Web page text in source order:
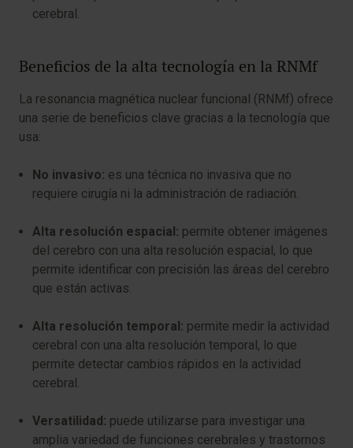
cerebral.
Beneficios de la alta tecnología en la RNMf
La resonancia magnética nuclear funcional (RNMf) ofrece
una serie de beneficios clave gracias a la tecnología que
usa:
No invasivo: es una técnica no invasiva que no
requiere cirugía ni la administración de radiación.
Alta resolución espacial: permite obtener imágenes
del cerebro con una alta resolución espacial, lo que
permite identificar con precisión las áreas del cerebro
que están activas.
Alta resolución temporal: permite medir la actividad
cerebral con una alta resolución temporal, lo que
permite detectar cambios rápidos en la actividad
cerebral.
Versatilidad: puede utilizarse para investigar una
amplia variedad de funciones cerebrales y trastornos